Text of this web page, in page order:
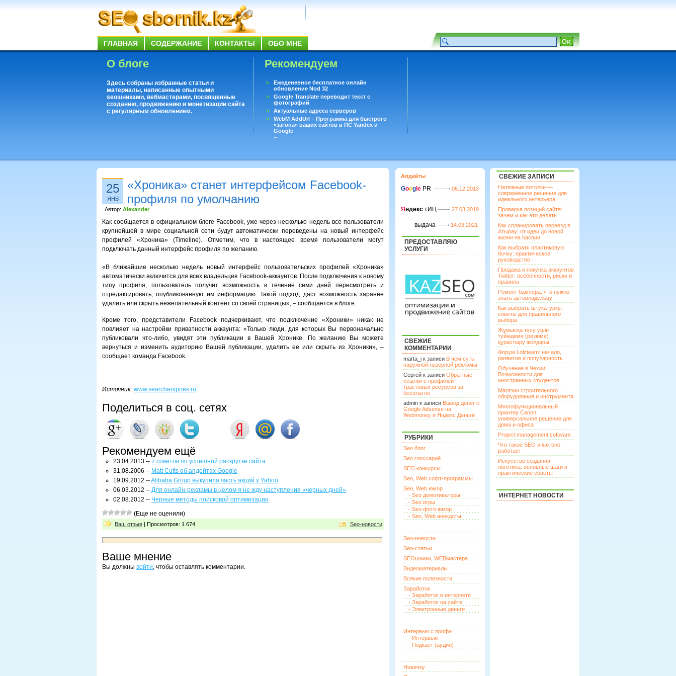
ГЛАВНАЯ СОДЕРЖАНИЕ КОНТАКТЫ ОБО МНЕ
О блоге
Здесь собраны избранные статьи и
материалы, написанные опытными
seoшниками, вебмастерами, посвященные
созданию, продвижению и монетизации сайта
с регулярным обновлением.
Рекомендуем
Ежеденевное бесплатное онлайн
обновление Nod 32
Google Translate переводит текст с
фотографий
Актуальные адреса серверов
WebM AddUrl – Программа для быстрого
«загона» ваших сайтов в ПС Yandex и
Google
Существует вопросы, на которые не может
25
ЯНВ
«Хроника» станет интерфейсом Facebook-
профиля по умолчанию
Автор: Alexander
Как сообщается в официальном блоге Facebook, уже через несколько недель все пользователи
крупнейшей в мире социальной сети будут автоматически переведены на новый интерфейс
профилей «Хроника» (Timeline). Отметим, что в настоящее время пользователи могут
подключать данный интерфейс профиля по желанию.
«В ближайшие несколько недель новый интерфейс пользовательских профилей «Хроника»
автоматически включится для всех владельцев Facebook-аккаунтов. После подключения к новому
типу профиля, пользователь получит возможность в течение семи дней пересмотреть и
отредактировать, опубликованную им информацию. Такой подход даст возможность заранее
удалить или скрыть нежелательный контент со своей страницы», – сообщается в блоге.
Кроме того, представители Facebook подчеркивают, что подключение «Хроники» никак не
повлияет на настройки приватности аккаунта: «Только люди, для которых Вы первоначально
публиковали что-либо, увидят эти публикации в Вашей Хронике. По желанию Вы можете
вернуться и изменить аудиторию Вашей публикации, удалить ее или скрыть из Хроники», –
сообщает команда Facebook.
Источник: www.searchengines.ru
Поделиться в соц. сетях
Рекомендуем ещё
23.04.2013 -- 7 советов по успешной раскрутке сайта
31.08.2006 -- Matt Cutts об апдейтах Google
19.09.2012 --Alibaba Group выкупила часть акций у Yahoo
06.03.2012 -- Для онлайн-рекламы в целом я не жду наступления «черных дней»
02.08.2012 -- Черные методы поисковой оптимизации
(Еще не оценили)
Ваш отзыв | Просмотров: 1 674 Seo-новости
Ваше мнение
Вы должны войти, чтобы оставлять комментарии.
Апдейты
Goog le PR 06.12.2013
Я ндекс тИЦ 27.03.2019
выдача 14.03.2021
ПРЕДОСТАВЛЯЮ
УСЛУГИ
СВЕЖИЕ
КОММЕНТАРИИ
marta_i к записи В чем суть
наружной лазерной рекламы
Сергей к записи Обратные
ссылки с профилей
трастовых ресурсов за
бесплатно
admin к записи Вывод денег с
Google Adsense на
Webmoney и Яндекс Деньги
РУБРИКИ
Seo блог
Seo глоссарий
SEO конкурсы
Seo, Web софт-программы
Seo, Web юмор
- Seo демотиваторы
- Seo игры
- Seo фото юмор
- Seo, Web анекдоты
Seo-новости
Seo-статьи
SEOшники, WEBмастера
Видеоматериалы
Всякие полезности
Заработок
- Заработок в интернете
- Заработок на сайте
- Электронные деньги
Интервью с профи
- Интервью
- Подкаст (аудио)
Новичку
СВЕЖИЕ ЗАПИСИ
Натяжные потолки —
современное решение для
идеального интерьера
Проверка позиций сайта:
зачем и как это делать
Как спланировать переезд в
Атырау: от идеи до новой
жизни на Каспии
Как выбрать пластиковую
бочку: практическое
руководство
Продажа и покупка аккаунтов
Twitter: особенности, риски и
правила
Ремонт бампера: что нужно
знать автовладельцу
Как выбрать штукатурку:
советы для правильного
выбора
Жұмысқа түсу үшін
түйіндеме (резюме)
құрастыру жолдары
Форум Lolzteam: начало,
развитие и популярность
Обучение в Чехии:
Возможности для
иностранных студентов
Магазин строительного
оборудования и инструмента
Многофункциональный
принтер Canon:
универсальное решение для
дома и офиса
Project management software
Что такое SEO и как оно
работает
Искусство создания
логотипа: основные шаги и
практические советы
ИНТЕРНЕТ НОВОСТИ